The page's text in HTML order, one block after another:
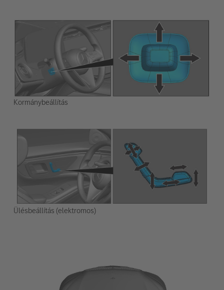
Kormánybeállítás
Ülésbeállítás (elektromos)